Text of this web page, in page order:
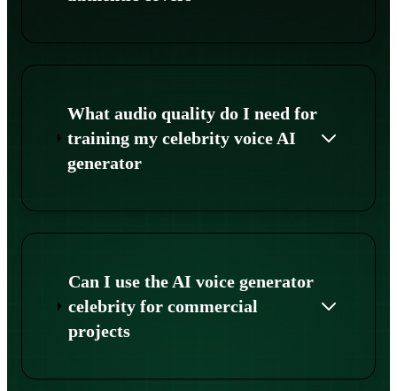
What audio quality do I need for
training my celebrity voice AI
generator
Can I use the AI voice generator
celebrity for commercial
projects